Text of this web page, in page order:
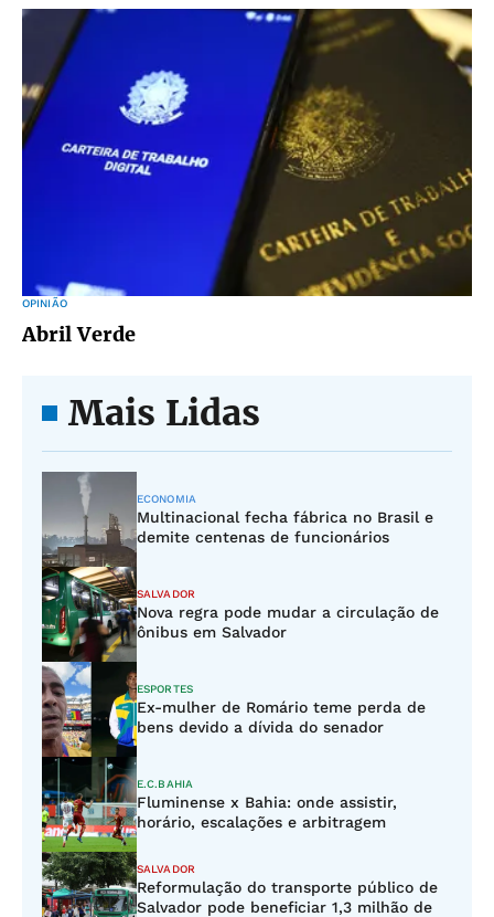
OPINIÃO
Abril Verde
Mais Lidas
ECONOMIA
Multinacional fecha fábrica no Brasil e
demite centenas de funcionários
SALVADOR
Nova regra pode mudar a circulação de
ônibus em Salvador
ESPORTES
Ex-mulher de Romário teme perda de
bens devido a dívida do senador
E.C.BAHIA
Fluminense x Bahia: onde assistir,
horário, escalações e arbitragem
SALVADOR
Reformulação do transporte público de
Salvador pode beneficiar 1,3 milhão de